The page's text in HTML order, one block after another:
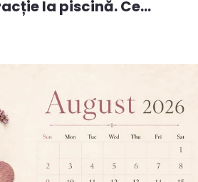
la piscină. Ce